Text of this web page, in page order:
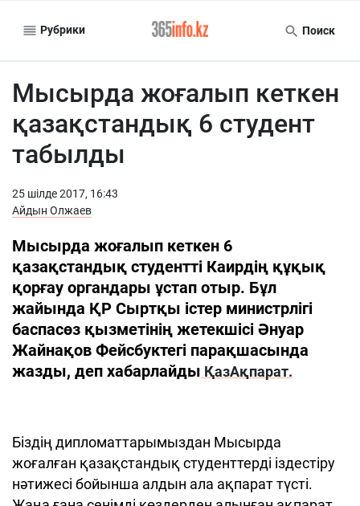
Рубрики Поиск
Мысырда жоғалып кеткен
қазақстандық 6 студент
табылды
25 шiлде 2017, 16:43
Айдын Олжаев
Мысырда жоғалып кеткен 6
қазақстандық студентті Каирдің құқық
қорғау органдары ұстап отыр. Бұл
жайында ҚР Сыртқы істер министрлігі
баспасөз қызметінің жетекшісі Әнуар
Жайнақов Фейсбуктегі парақшасында
жазды, деп хабарлайды ҚазАқпарат.
Біздің дипломаттарымыздан Мысырда
жоғалған қазақстандық студенттерді іздестіру
нәтижесі бойынша алдын ала ақпарат түсті.